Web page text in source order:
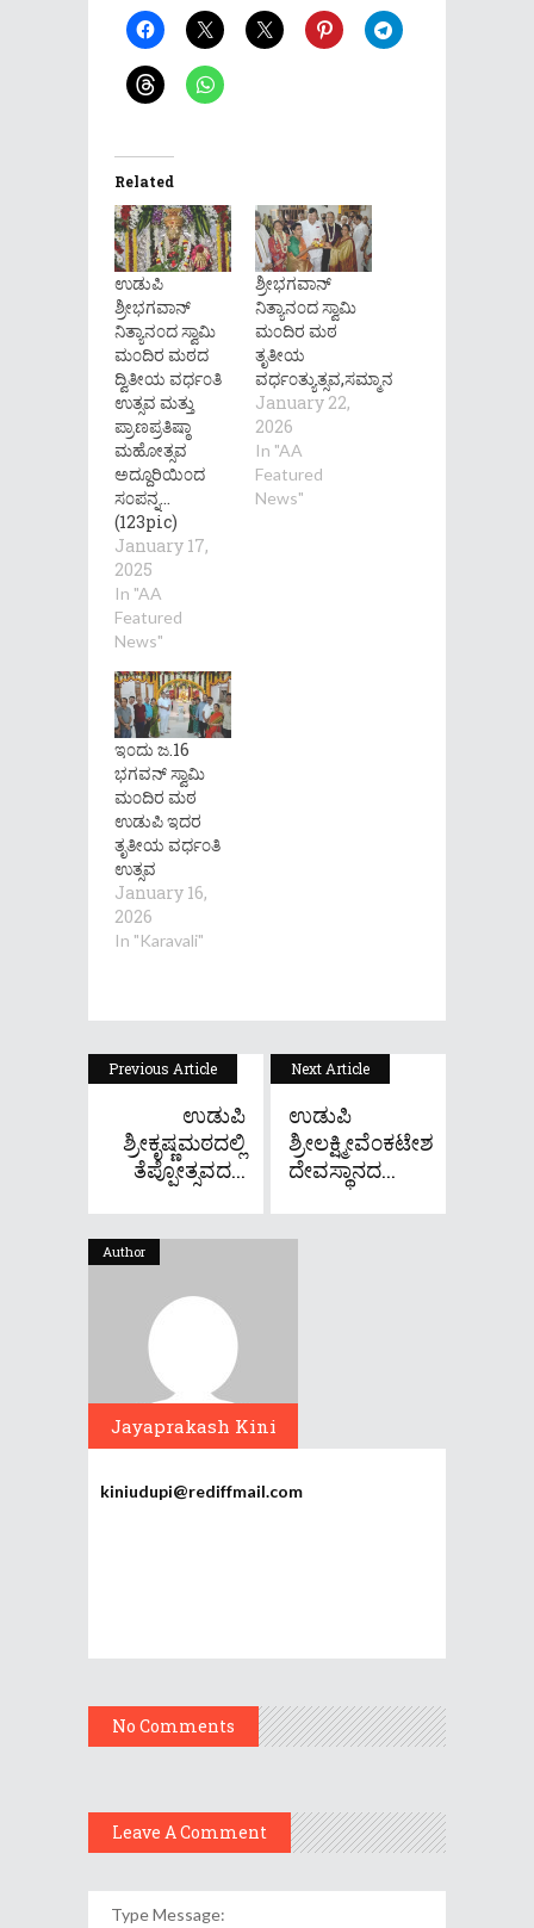
Related
ಉಡುಪಿ
ಶ್ರೀಭಗವಾನ್
ನಿತ್ಯಾನ೦ದ ಸ್ವಾಮಿ
ಮ೦ದಿರ ಮಠದ
ದ್ವಿತೀಯ ವರ್ಧ೦ತಿ
ಉತ್ಸವ ಮತ್ತು
ಪ್ರಾಣಪ್ರತಿಷ್ಠಾ
ಮಹೋತ್ಸವ
ಅದ್ದೂರಿಯಿ೦ದ
ಸ೦ಪನ್ನ…
(123pic)
January 17,
2025
In "AA
Featured
News"
ಶ್ರೀಭಗವಾನ್
ನಿತ್ಯಾನ೦ದ ಸ್ವಾಮಿ
ಮ೦ದಿರ ಮಠ
ತೃತೀಯ
ವರ್ಧ೦ತ್ಯುತ್ಸವ,ಸಮ್ಮಾನ
January 22,
2026
In "AA
Featured
News"
ಇ೦ದು ಜ.16
ಭಗವನ್ ಸ್ವಾಮಿ
ಮ೦ದಿರ ಮಠ
ಉಡುಪಿ ಇದರ
ತೃತೀಯ ವರ್ಧ೦ತಿ
ಉತ್ಸವ
January 16,
2026
In "Karavali"
Previous Article
ಉಡುಪಿ
ಶ್ರೀಕೃಷ್ಣಮಠದಲ್ಲಿ
ತೆಪ್ಪೋತ್ಸವದ...
Next Article
ಉಡುಪಿ
ಶ್ರೀಲಕ್ಷ್ಮೀವೆ೦ಕಟೇಶ
ದೇವಸ್ಥಾನದ...
Author
Jayaprakash Kini
kiniudupi@rediffmail.com
No Comments
Leave A Comment